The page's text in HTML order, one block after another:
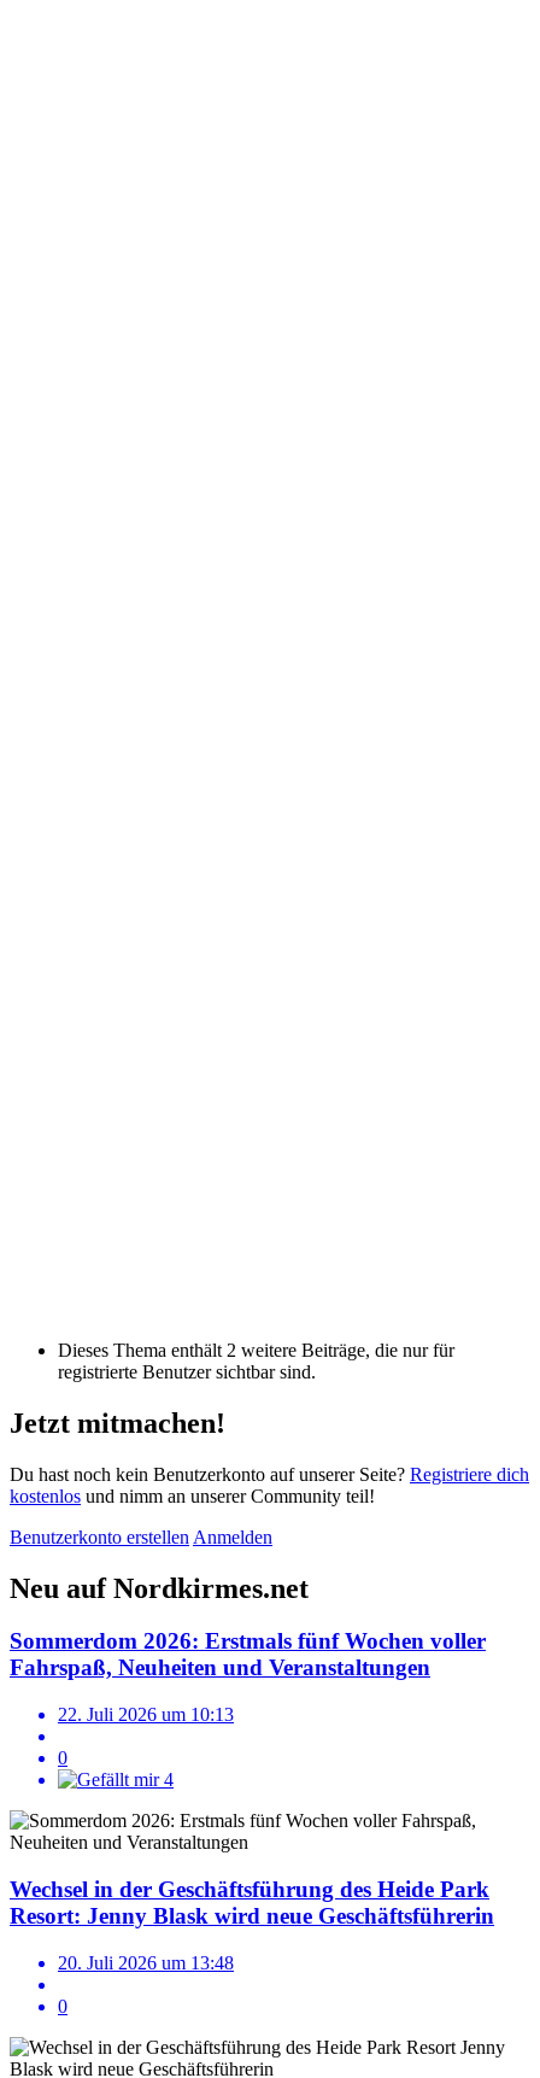
Dieses Thema enthält 2 weitere Beiträge, die nur für
registrierte Benutzer sichtbar sind.
Jetzt mitmachen!
Du hast noch kein Benutzerkonto auf unserer Seite? Registriere dich
kostenlos und nimm an unserer Community teil!
Benutzerkonto erstellen Anmelden
Neu auf Nordkirmes.net
Sommerdom 2026: Erstmals fünf Wochen voller
Fahrspaß, Neuheiten und Veranstaltungen
22. Juli 2026 um 10:13
0
4
Wechsel in der Geschäftsführung des Heide Park
Resort: Jenny Blask wird neue Geschäftsführerin
20. Juli 2026 um 13:48
0